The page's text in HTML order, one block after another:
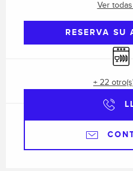
Ver
RESERVA SU
+ 22